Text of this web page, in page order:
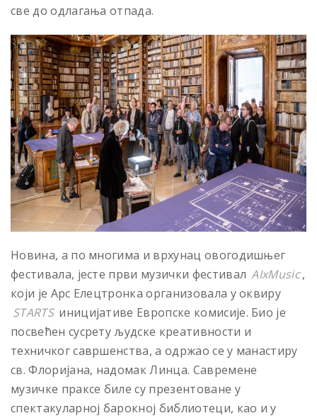
све до одлагања отпада.
Новина, а по многима и врхунац овогодишњег
фестивала, јесте први музички фестивал AIхMusic,
који је Арс Елецтронка организовала у оквиру
STARTS иницијативе Европске комисије. Био је
посвећен сусрету људске креативности и
техничког савршенства, а одржао се у манастиру
св. Флоријана, надомак Линца. Савремене
музичке праксе биле су презентоване у
спектакуларној барокној библиотеци, као и у